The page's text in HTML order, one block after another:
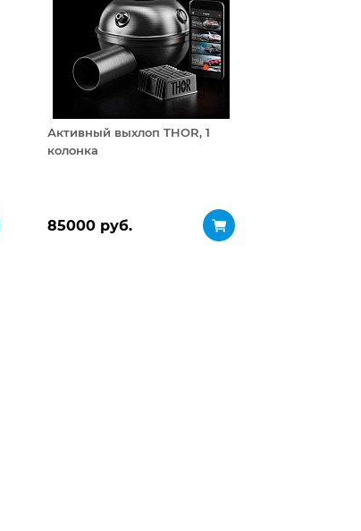
Активный выхлоп THOR, 1
колонка
85000 руб.